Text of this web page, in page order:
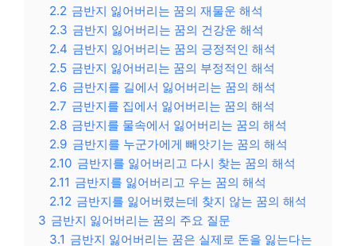
2.2 금반지 잃어버리는 꿈의 재물운 해석
2.3 금반지 잃어버리는 꿈의 건강운 해석
2.4 금반지 잃어버리는 꿈의 긍정적인 해석
2.5 금반지 잃어버리는 꿈의 부정적인 해석
2.6 금반지를 길에서 잃어버리는 꿈의 해석
2.7 금반지를 집에서 잃어버리는 꿈의 해석
2.8 금반지를 물속에서 잃어버리는 꿈의 해석
2.9 금반지를 누군가에게 빼앗기는 꿈의 해석
2.10 금반지를 잃어버리고 다시 찾는 꿈의 해석
2.11 금반지를 잃어버리고 우는 꿈의 해석
2.12 금반지를 잃어버렸는데 찾지 않는 꿈의 해석
3 금반지 잃어버리는 꿈의 주요 질문
3.1 금반지 잃어버리는 꿈은 실제로 돈을 잃는다는